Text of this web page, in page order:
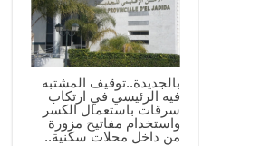
بالجديدة..توقيف المشتبه
فيه الرئيسي في ارتكاب
سرقات باستعمال الكسر
واستخدام مفاتيح مزورة
من داخل محلات سكنية..